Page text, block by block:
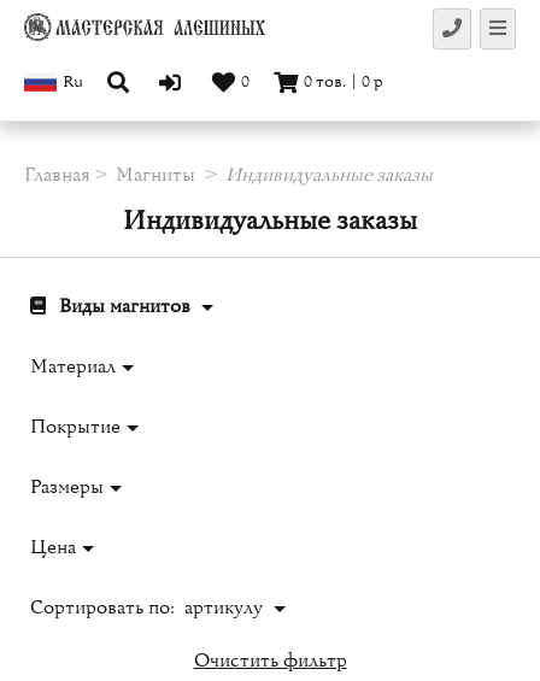
Ru 0 0тов. 0р
Главная Магниты Индивидуальные заказы
Индивидуальные заказы
Виды магнитов
Материал
Покрытие
Размеры
Цена
Сортировать по: артикулу
Очистить фильтр